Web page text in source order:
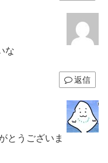
な
返信
とうございま